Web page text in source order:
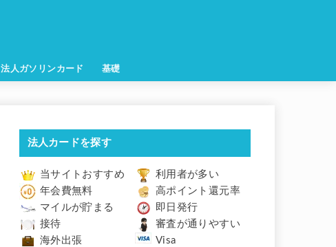
法人ガソリンカード 基礎
法人カードを探す
当サイトおすすめ
利用者が多い
年会費無料
高ポイント還元率
マイルが貯まる
即日発行
接待
審査が通りやすい
海外出張
Visa